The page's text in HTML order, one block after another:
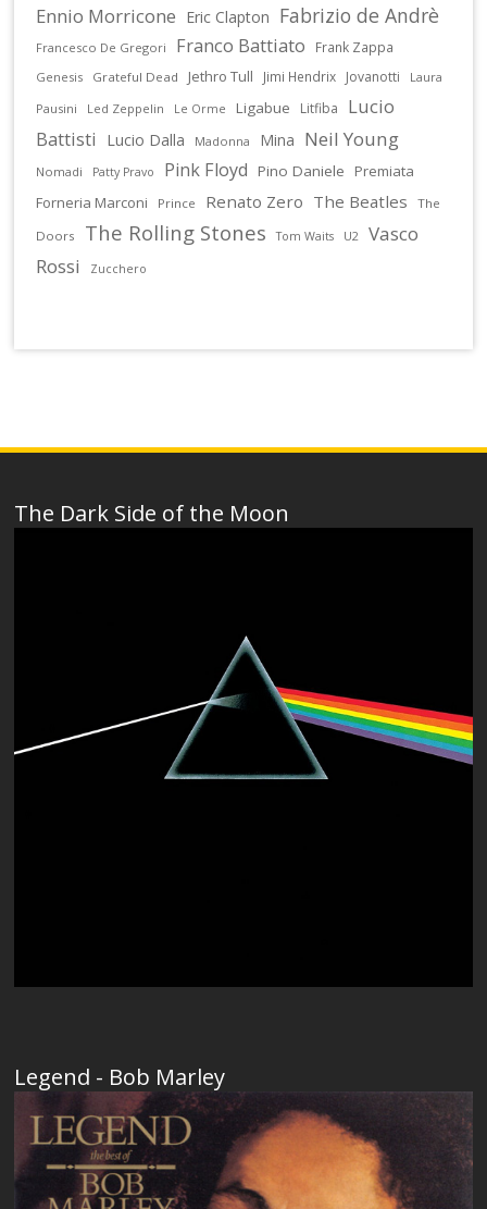
Ennio Morricone Eric Clapton Fabrizio de Andrè
Francesco De Gregori Franco Battiato Frank Zappa
Genesis Grateful Dead Jethro Tull Jimi Hendrix Jovanotti
Laura
Pausini
Led Zeppelin Le Orme Ligabue Litfiba
Lucio
Battisti
Lucio Dalla Madonna Mina Neil Young
Nomadi Patty Pravo Pink Floyd Pino Daniele
Premiata
Forneria Marconi
Prince Renato Zero The Beatles
The
Doors
The Rolling Stones Tom Waits U2
Vasco
Rossi
Zucchero
The Dark Side of the Moon
Legend - Bob Marley